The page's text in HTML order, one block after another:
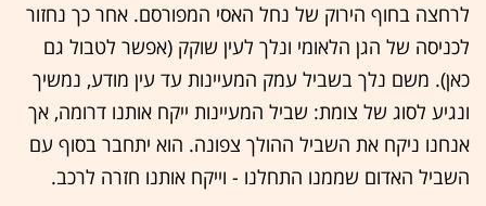
לרחצה בחוף הירוק של נחל האסי המפורסם. אחר כך נחזור
לכניסה של הגן הלאומי ונלך לעין שוקק (אפשר לטבול גם
כאן). משם נלך בשביל עמק המעיינות עד עין מודע, נמשיך
ונגיע לסוג של צומת: שביל המעיינות ייקח אותנו דרומה, אך
אנחנו ניקח את השביל ההולך צפונה. הוא יתחבר בסוף עם
השביל האדום שממנו התחלנו - וייקח אותנו חזרה לרכב.